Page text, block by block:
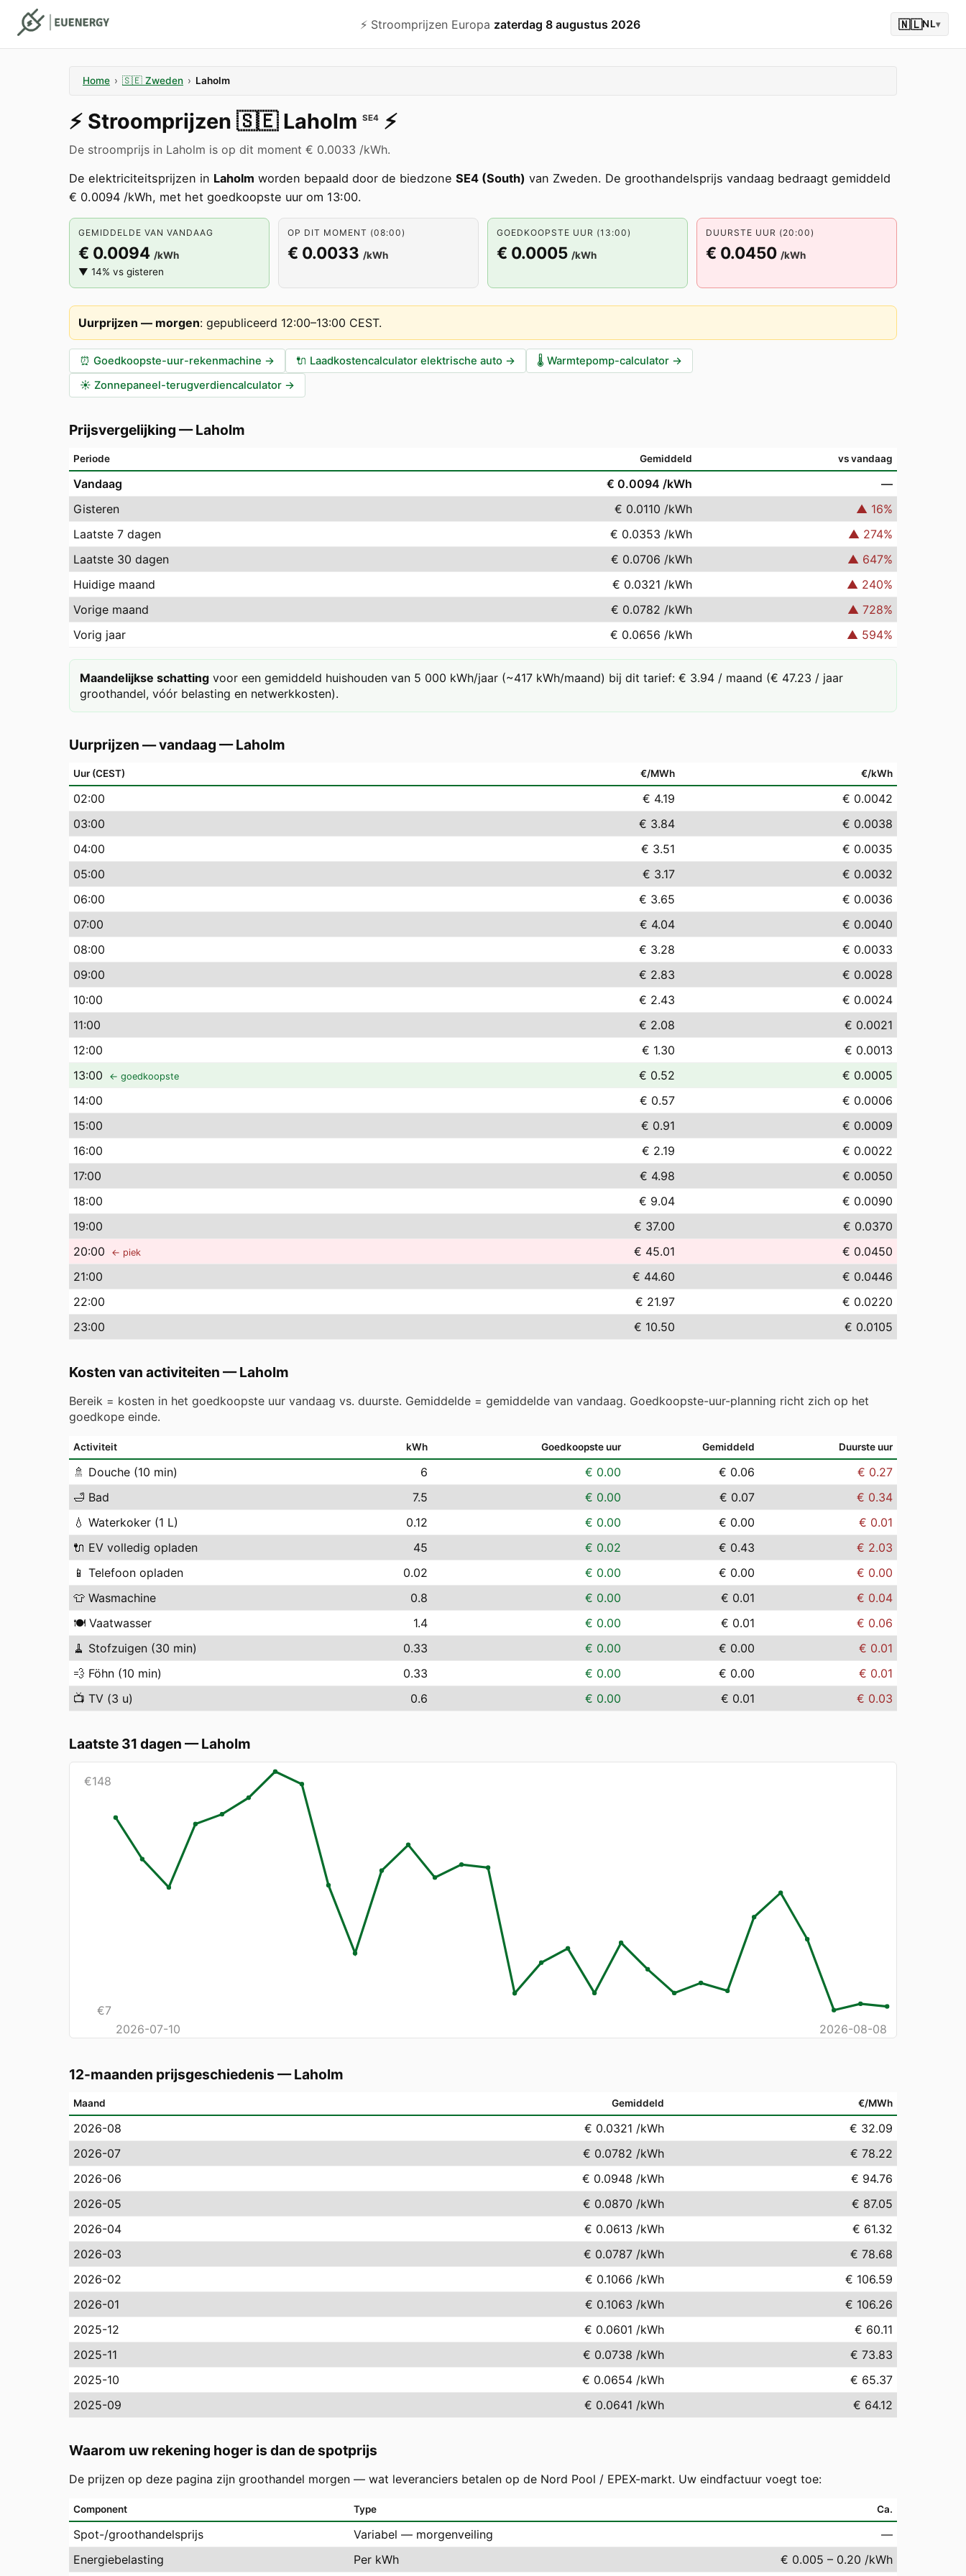
⚡️ Stroomprijzen Europa zaterdag 8 augustus 2026 🇳🇱NL▾
Home › 🇸🇪 Zweden › Laholm
⚡️ Stroomprijzen 🇸🇪 Laholm SE4 ⚡️
De stroomprijs in Laholm is op dit moment € 0.0033 /kWh.
De elektriciteitsprijzen in Laholm worden bepaald door de biedzone SE4 (South) van Zweden. De groothandelsprijs vandaag bedraagt gemiddeld
€ 0.0094 /kWh, met het goedkoopste uur om 13:00.
GEMIDDELDE VAN VANDAAG
€ 0.0094 /kWh
▼ 14% vs gisteren
OP DIT MOMENT (08:00)
€ 0.0033 /kWh
GOEDKOOPSTE UUR (13:00)
€ 0.0005 /kWh
DUURSTE UUR (20:00)
€ 0.0450 /kWh
Uurprijzen — morgen: gepubliceerd 12:00–13:00 CEST.
⏰ Goedkoopste-uur-rekenmachine → 🔌 Laadkostencalculator elektrische auto → 🌡️ Warmtepomp-calculator →
☀️ Zonnepaneel-terugverdiencalculator →
Prijsvergelijking —Laholm
Periode Gemiddeld vs vandaag
Vandaag € 0.0094 /kWh
—
Gisteren
€ 0.0110 /kWh ▲ 16%
Laatste 7 dagen
€ 0.0353 /kWh ▲ 274%
Laatste 30 dagen
€ 0.0706 /kWh ▲ 647%
Huidige maand
€ 0.0321 /kWh ▲ 240%
Vorige maand
€ 0.0782 /kWh ▲ 728%
Vorig jaar
€ 0.0656 /kWh ▲ 594%
Maandelijkse schatting voor een gemiddeld huishouden van 5 000 kWh/jaar (~417 kWh/maand) bij dit tarief: € 3.94 / maand (€ 47.23 / jaar
groothandel, vóór belasting en netwerkkosten).
Uurprijzen — vandaag —Laholm
Uur (CEST) €/MWh €/kWh
02:00 € 4.19
€ 0.0042
03:00 € 3.84
€ 0.0038
04:00 € 3.51
€ 0.0035
05:00 € 3.17
€ 0.0032
06:00 € 3.65
€ 0.0036
07:00 € 4.04
€ 0.0040
08:00 € 3.28
€ 0.0033
09:00 € 2.83
€ 0.0028
10:00 € 2.43
€ 0.0024
11:00 € 2.08
€ 0.0021
12:00 € 1.30
€ 0.0013
13:00 ← goedkoopste € 0.52
€ 0.0005
14:00 € 0.57
€ 0.0006
15:00 € 0.91
€ 0.0009
16:00 € 2.19
€ 0.0022
17:00 € 4.98
€ 0.0050
18:00 € 9.04
€ 0.0090
19:00 € 37.00
€ 0.0370
20:00 ← piek € 45.01
€ 0.0450
21:00 € 44.60
€ 0.0446
22:00 € 21.97
€ 0.0220
23:00 € 10.50 € 0.0105
Kosten van activiteiten —Laholm
Bereik = kosten in het goedkoopste uur vandaag vs. duurste. Gemiddelde = gemiddelde van vandaag. Goedkoopste-uur-planning richt zich op het
goedkope einde.
Activiteit kWh Goedkoopste uur Gemiddeld Duurste uur
🚿 Douche (10 min) 6 € 0.00 € 0.06
€ 0.27
🛁 Bad 7.5 € 0.00 € 0.07
€ 0.34
💧 Waterkoker (1 L) 0.12 € 0.00 € 0.00
€ 0.01
🔌 EV volledig opladen 45 € 0.02 € 0.43
€ 2.03
📱 Telefoon opladen 0.02 € 0.00 € 0.00
€ 0.00
👕 Wasmachine 0.8 € 0.00 € 0.01
€ 0.04
🍽️ Vaatwasser 1.4 € 0.00 € 0.01
€ 0.06
🧹 Stofzuigen (30 min) 0.33 € 0.00 € 0.00
€ 0.01
💨 Föhn (10 min) 0.33 € 0.00 € 0.00
€ 0.01
📺 TV (3 u) 0.6 € 0.00 € 0.01 € 0.03
Laatste 31 dagen —Laholm
€148
€7
2026-07-10
2026-08-08
12-maanden prijsgeschiedenis —Laholm
Maand Gemiddeld €/MWh
2026-08 € 0.0321 /kWh
€ 32.09
2026-07
€ 0.0782 /kWh
€ 78.22
2026-06
€ 0.0948 /kWh
€ 94.76
2026-05
€ 0.0870 /kWh
€ 87.05
2026-04
€ 0.0613 /kWh
€ 61.32
2026-03
€ 0.0787 /kWh
€ 78.68
2026-02
€ 0.1066 /kWh
€ 106.59
2026-01
€ 0.1063 /kWh
€ 106.26
2025-12
€ 0.0601 /kWh
€ 60.11
2025-11
€ 0.0738 /kWh
€ 73.83
2025-10
€ 0.0654 /kWh
€ 65.37
2025-09
€ 0.0641 /kWh € 64.12
Waarom uw rekening hoger is dan de spotprijs
De prijzen op deze pagina zijn groothandel morgen — wat leveranciers betalen op de Nord Pool / EPEX-markt. Uw eindfactuur voegt toe:
Component Type Ca.
Spot-/groothandelsprijs Variabel — morgenveiling
—
Energiebelasting
Per kWh € 0.005 – 0.20 /kWh